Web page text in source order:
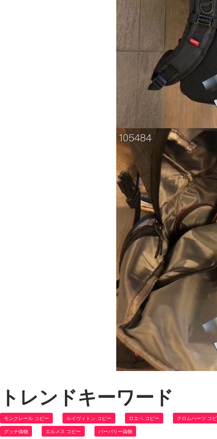
トレンドキーワード
モンクレール コピー ルイヴィトン コピー ロエベ コピー クロムハーツ コ
グッチ偽物 エルメス コピー バーバリー偽物